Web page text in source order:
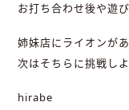
お打ち合わせ後や遊
姉妹店にライオンが
次はそちらに挑戦し
hirabe